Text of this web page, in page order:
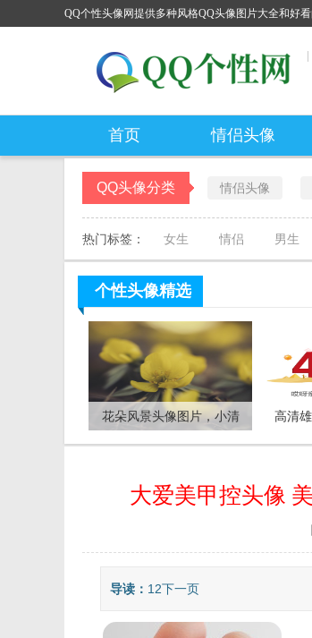
QQ个性头像网提供多种风格QQ头像图片大全和好
首页 情侣头像
QQ头像分类 情侣头像
热门标签： 女生 情侣 男生
个性头像精选
花朵风景头像图片，小清
新的花朵给你带来好运气
高清
大爱美甲控头像
导读： 12下一页